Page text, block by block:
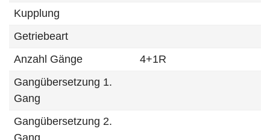
Kupplung
Getriebeart
Anzahl Gänge
4+1R
Gangübersetzung 1.
Gang
Gangübersetzung 2.